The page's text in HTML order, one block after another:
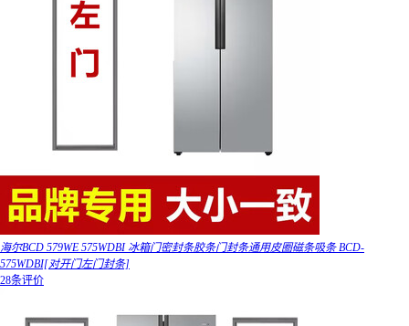
海尔BCD 579WE 575WDBI 冰箱门密封条胶条门封条通用皮圈磁条吸条 BCD-
575WDBI[对开门左门封条]
28条评价